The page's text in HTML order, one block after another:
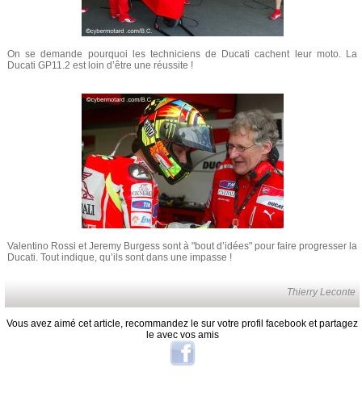
On se demande pourquoi les techniciens de Ducati cachent leur moto. La
Ducati GP11.2 est loin d’être une réussite !
Valentino Rossi et Jeremy Burgess sont à "bout d’idées" pour faire progresser la
Ducati. Tout indique, qu’ils sont dans une impasse !
Thierry Leconte
Vous avez aimé cet article, recommandez le sur votre profil facebook et partagez
le avec vos amis